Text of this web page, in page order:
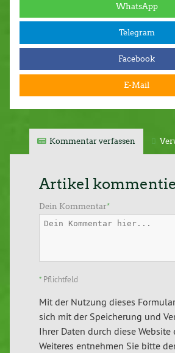
WhatsApp
Telegram
Facebook
E-Mail
Kommentar verfassen
Artikel
Dein Kommentar*
* Pflichtfeld
Mit der Nutzung dieses
sich mit der Speicherung und
Ihrer Daten durch diese Website
Weiteres entnehmen Sie bitte